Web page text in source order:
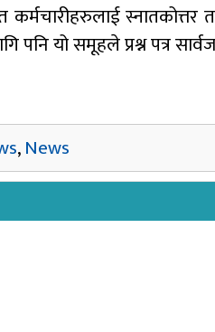
कर्मचारीहरुलाई स्नातकोत्तर
पनि यो समूहले प्रश्न पत्र
,News